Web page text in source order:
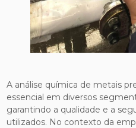
A análise química de metais
essencial em diversos
garantindo a qualidade e a
utilizados. No contexto da